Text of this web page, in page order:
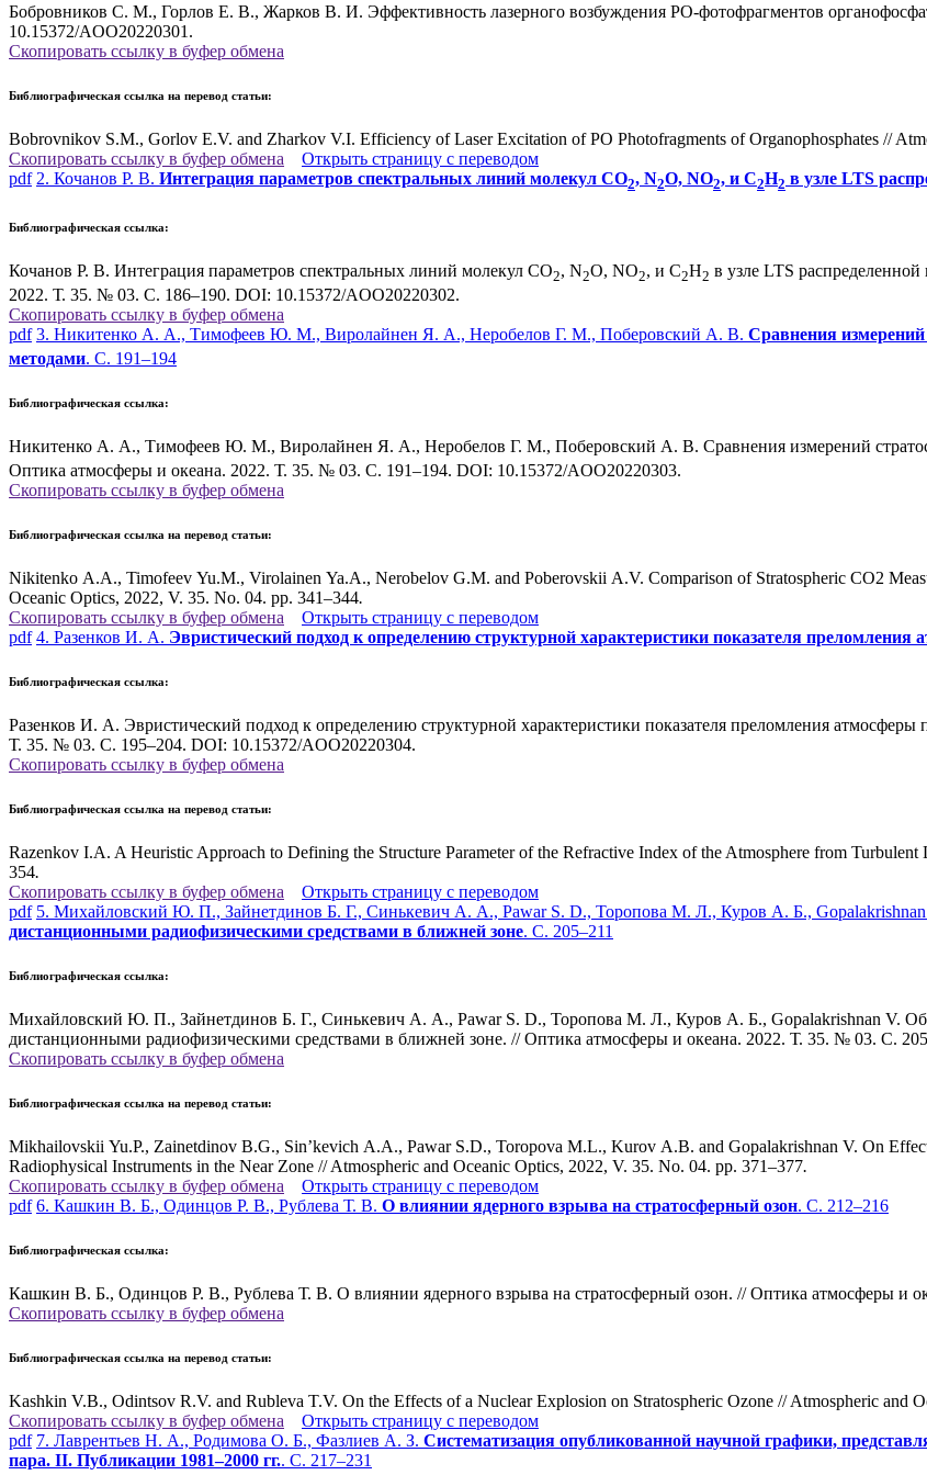
Бобровников С. М., Горлов Е. В., Жарков В. И. Эффективность лазерного возбуждения PO-фотофрагментов
10.15372/AOO20220301.
Скопировать ссылку в буфер обмена
Библиографическая ссылка на перевод статьи:
Bobrovnikov S.M., Gorlov E.V. and Zharkov V.I. Efficiency of Laser Excitation of PO Photofragments of Organophosphates //
Скопировать ссылку в буфер обмена
Открыть страницу с переводом
pdf 2. Кочанов Р. В. Интеграция параметров спектральных линий молекул CO2, N2O, NO2, и C2H2 в узле LTS
Библиографическая ссылка:
Кочанов Р. В. Интеграция параметров спектральных линий молекул CO2, N2O, NO2, и C2H2 в узле LTS
2022. Т. 35. № 03. С. 186–190. DOI: 10.15372/AOO20220302.
Скопировать ссылку в буфер обмена
pdf 3. Никитенко А. А., Тимофеев Ю. М., Виролайнен Я. А., Неробелов Г. М., Поберовский А. В. Сравнения
методами. С. 191–194
Библиографическая ссылка:
Никитенко А. А., Тимофеев Ю. М., Виролайнен Я. А., Неробелов Г. М., Поберовский А. В. Сравнения измерений
Оптика атмосферы и океана. 2022. Т. 35. № 03. С. 191–194. DOI: 10.15372/AOO20220303.
Скопировать ссылку в буфер обмена
Библиографическая ссылка на перевод статьи:
Nikitenko A.A., Timofeev Yu.M., Virolainen Ya.A., Nerobelov G.M. and Poberovskii A.V. Comparison of Stratospheric CO2
Oceanic Optics, 2022, V. 35. No. 04. pp. 341–344.
Скопировать ссылку в буфер обмена
Открыть страницу с переводом
pdf 4. Разенков И. А. Эвристический подход к определению структурной характеристики показателя
Библиографическая ссылка:
Разенков И. А. Эвристический подход к определению структурной характеристики показателя преломления
Т. 35. № 03. С. 195–204. DOI: 10.15372/AOO20220304.
Скопировать ссылку в буфер обмена
Библиографическая ссылка на перевод статьи:
Razenkov I.A. A Heuristic Approach to Defining the Structure Parameter of the Refractive Index of the Atmosphere from
354.
Скопировать ссылку в буфер обмена
Открыть страницу с переводом
pdf 5. Михайловский Ю. П., Зайнетдинов Б. Г., Синькевич А. А., Pawar S. D., Торопова М. Л., Куров А. Б.,
дистанционными радиофизическими средствами в ближней зоне. С. 205–211
Библиографическая ссылка:
Михайловский Ю. П., Зайнетдинов Б. Г., Синькевич А. А., Pawar S. D., Торопова М. Л., Куров А. Б., Gopalakrishnan V. Об
дистанционными радиофизическими средствами в ближней зоне. // Оптика атмосферы и океана. 2022. Т. 35. № 03. С.
Скопировать ссылку в буфер обмена
Библиографическая ссылка на перевод статьи:
Mikhailovskii Yu.P., Zainetdinov B.G., Sin’kevich A.A., Pawar S.D., Toropova M.L., Kurov A.B. and Gopalakrishnan V. On
Radiophysical Instruments in the Near Zone // Atmospheric and Oceanic Optics, 2022, V. 35. No. 04. pp. 371–377.
Скопировать ссылку в буфер обмена
Открыть страницу с переводом
pdf 6. Кашкин В. Б., Одинцов Р. В., Рублева Т. В. О влиянии ядерного взрыва на стратосферный озон. С. 212–216
Библиографическая ссылка:
Кашкин В. Б., Одинцов Р. В., Рублева Т. В. О влиянии ядерного взрыва на стратосферный озон. // Оптика атмосферы и
Скопировать ссылку в буфер обмена
Библиографическая ссылка на перевод статьи:
Kashkin V.B., Odintsov R.V. and Rubleva T.V. On the Effects of a Nuclear Explosion on Stratospheric Ozone // Atmospheric and
Скопировать ссылку в буфер обмена
Открыть страницу с переводом
pdf 7. Лаврентьев Н. А., Родимова О. Б., Фазлиев А. З. Систематизация опубликованной научной графики,
пара. II. Публикации 1981–2000 гг.. С. 217–231